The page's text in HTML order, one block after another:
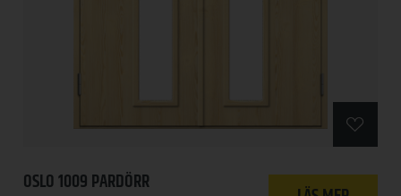
OSLO 1009 PARDÖRR